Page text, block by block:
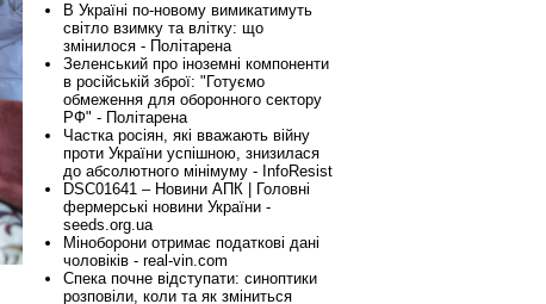
В Україні по-новому вимикатимуть
світло взимку та влітку: що
змінилося - Політарена
Зеленський про іноземні компоненти
в російській зброї: "Готуємо
обмеження для оборонного сектору
РФ" - Політарена
Частка росіян, які вважають війну
проти України успішною, знизилася
до абсолютного мінімуму - InfoResist
DSC01641 – Новини АПК | Головні
фермерські новини України -
seeds.org.ua
Міноборони отримає податкові дані
чоловіків - real-vin.com
Спека почне відступати: синоптики
розповіли, коли та як зміниться